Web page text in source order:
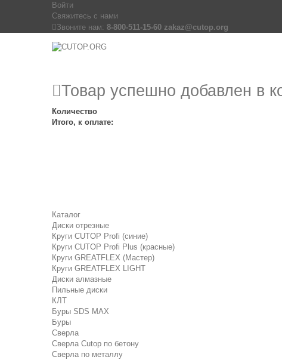
Войти
Свяжитесь с нами
Звоните нам: 8-800-511-15-60 zakaz@cutop.org
Товар успешно добавлен в
Количество
Итого, к оплате:
Каталог
Диски отрезные
Круги CUTOP Profi (синие)
Круги CUTOP Profi Plus (красные)
Круги GREATFLEX (Мастер)
Круги GREATFLEX LIGHT
Диски алмазные
Пильные диски
КЛТ
Буры SDS MAX
Буры
Сверла
Сверла Cutop по бетону
Сверла по металлу